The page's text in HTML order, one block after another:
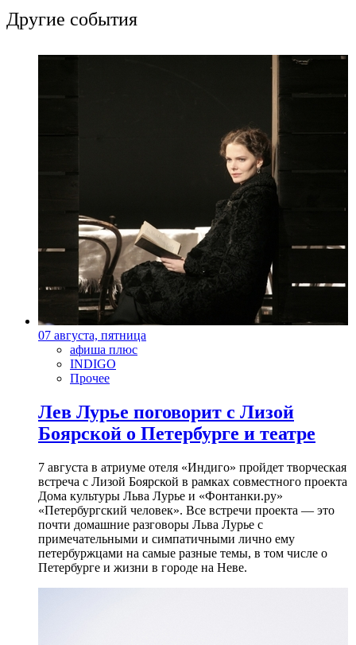
Другие события
07 августа, пятница
афиша плюс
INDIGO
Прочее
Лев Лурье поговорит с Лизой
Боярской о Петербурге и театре
7 августа в атриуме отеля «Индиго» пройдет творческая
встреча с Лизой Боярской в рамках совместного проекта
Дома культуры Льва Лурье и «Фонтанки.ру»
«Петербургский человек». Все встречи проекта — это
почти домашние разговоры Льва Лурье с
примечательными и симпатичными лично ему
петербуржцами на самые разные темы, в том числе о
Петербурге и жизни в городе на Неве.